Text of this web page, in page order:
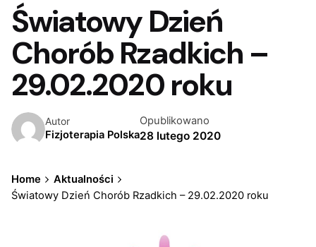
Światowy Dzień
Chorób Rzadkich –
29.02.2020 roku
Autor
Fizjoterapia Polska
Opublikowano
28 lutego 2020
Home
Aktualności
Światowy Dzień Chorób Rzadkich – 29.02.2020 roku